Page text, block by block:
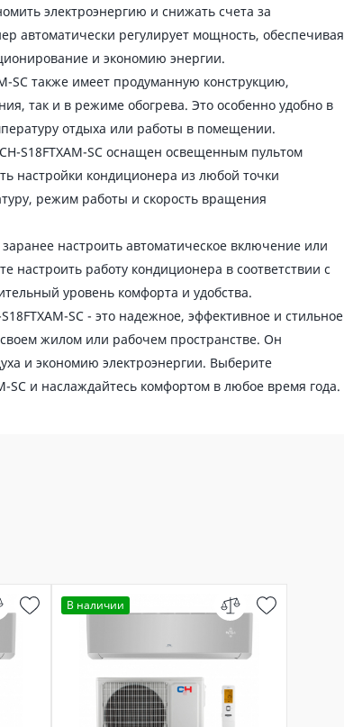
электроэнергию и снижать счета за
автоматически регулирует мощность, обеспечивая
и экономию энергии.
SC также имеет продуманную конструкцию,
так и в режиме обогрева. Это особенно удобно в
отдыха или работы в помещении.
S18FTXAM-SC оснащен освещенным пультом
настройки кондиционера из любой точки
режим работы и скорость вращения
настроить автоматическое включение или
работу кондиционера в соответствии с
уровень комфорта и удобства.
SC - это надежное, эффективное и стильное
жилом или рабочем пространстве. Он
и экономию электроэнергии. Выберите
SC и наслаждайтесь комфортом в любое время года.
В наличии